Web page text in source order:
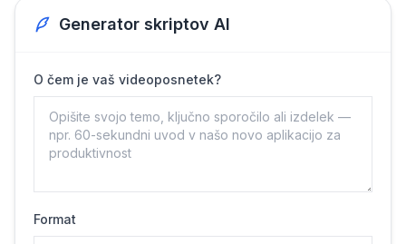
Generator skriptov AI
O čem je vaš videoposnetek?
Format